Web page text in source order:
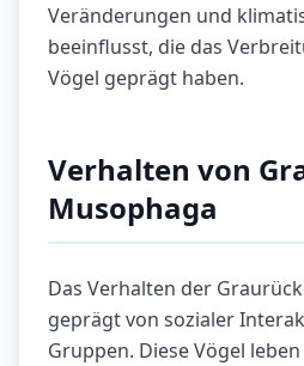
Veränderungen und
beeinflusst, die das
Vögel geprägt haben.
Verhalten von
Musophaga
Das Verhalten der
geprägt von sozialer
Gruppen. Diese Vögel